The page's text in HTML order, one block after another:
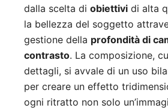
dalla scelta di obiettivi di alta
la bellezza del soggetto
gestione della profondità di
contrasto. La composizione,
dettagli, si avvale di un uso
per creare un effetto
ogni ritratto non solo